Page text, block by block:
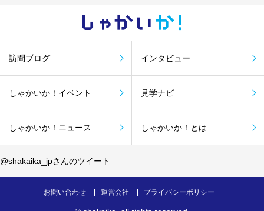
しゃかい か！
訪問ブログ インタビュー
しゃかいか！イベント 見学ナビ
しゃかいか！ニュース しゃかいか！とは
@shakaika_jpさんのツイート
お問い合わせ 運営会社 プライバシーポリシー